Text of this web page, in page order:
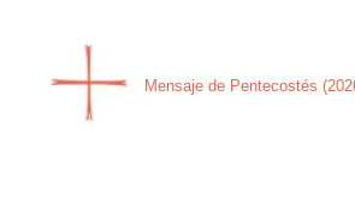
Mensaje de Pentecostés